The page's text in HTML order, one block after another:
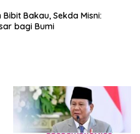
Bakau, Sekda Misni:
bagi Bumi